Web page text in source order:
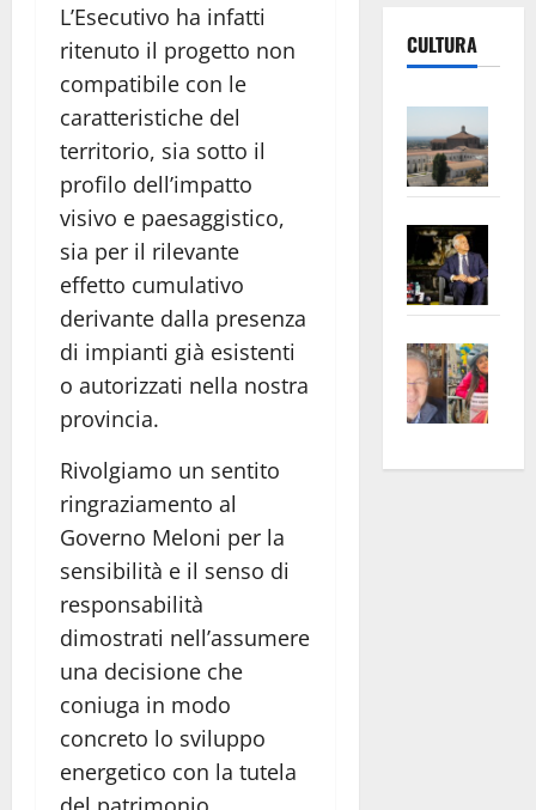
L’Esecutivo ha infatti
ritenuto il progetto non
compatibile con le
caratteristiche del
territorio, sia sotto il
profilo dell’impatto
visivo e paesaggistico,
sia per il rilevante
effetto cumulativo
derivante dalla presenza
di impianti già esistenti
o autorizzati nella nostra
provincia.
Rivolgiamo un sentito
ringraziamento al
Governo Meloni per la
sensibilità e il senso di
responsabilità
dimostrati nell’assumere
una decisione che
coniuga in modo
concreto lo sviluppo
energetico con la tutela
CULTURA
euro
apre